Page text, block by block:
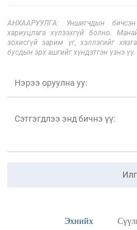
АНХААРУУЛГА: Уншигчдын бичсэн
хариуцлага хүлээхгүй болно.
зохисгүй зарим үг, хэллэгийг
бусдын эрх ашгийг хүндэтгэн үзнэ үү.
Эхнийх